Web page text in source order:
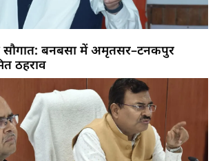
सौगात: बनबसा में अमृतसर–टनकपुर
ठहराव